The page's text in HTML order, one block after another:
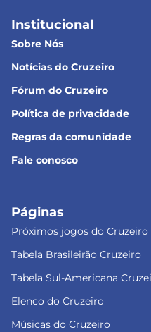
Institucional
Sobre Nós
Notícias do Cruzeiro
Fórum do Cruzeiro
Política de privacidade
Regras da comunidade
Fale conosco
Páginas
Próximos jogos do Cruzeiro
Tabela Brasileirão Cruzeiro
Tabela Sul-Americana
Elenco do Cruzeiro
Músicas do Cruzeiro